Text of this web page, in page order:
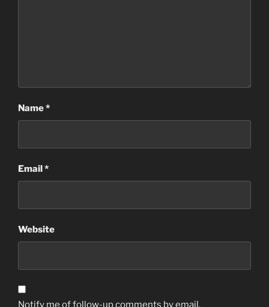
Name*
Email*
Website
Notify me of follow-up comments by email.